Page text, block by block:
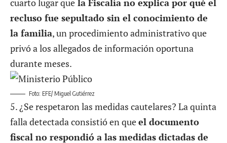
cuarto lugar que la Fiscalía no explica por qué el
recluso fue sepultado sin el conocimiento de
la familia, un procedimiento administrativo que
privó a los allegados de información oportuna
durante meses.
Foto: EFE/ Miguel Gutiérrez
5. ¿Se respetaron las medidas cautelares? La quinta
falla detectada consistió en queel documento
fiscal no respondió a las medidas dictadas de